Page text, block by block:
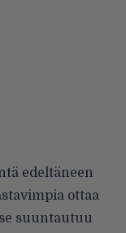
edeltäneen
ottaa
suuntautuu